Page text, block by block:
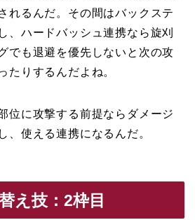
れるんだ。その間はバックステ
、ハードバッシュ連携なら旋刈
でも退避を優先しないと次の攻
たりするんだよね。
位に攻撃する前提ならダメージ
、使える連携になるんだ。
え技：2枠目